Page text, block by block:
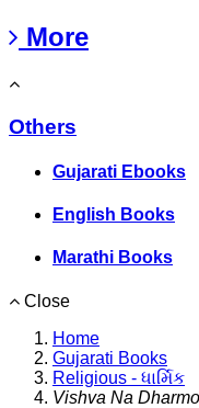
More
Others
Gujarati Ebooks
English Books
Marathi Books
Close
Home
Gujarati Books
Religious - ધાર્મિક
Vishva Na Dharmo